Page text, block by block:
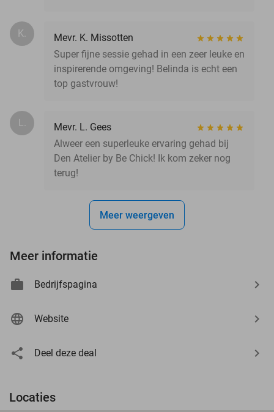
K.
Mevr. K. Missotten
Super fijne sessie gehad in een zeer leuke en
inspirerende omgeving! Belinda is echt een
top gastvrouw!
L.
Mevr. L. Gees
Alweer een superleuke ervaring gehad bij
Den Atelier by Be Chick! Ik kom zeker nog
terug!
Meer weergeven
Meer informatie
Bedrijfspagina
Website
Deel deze deal
Locaties